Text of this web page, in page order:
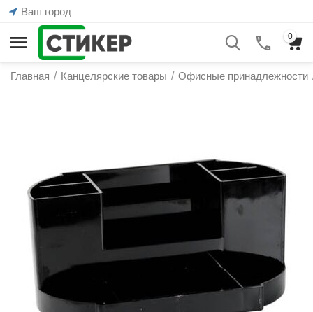
Ваш город
0
Главная / Канцелярские товары / Офисные принадлежности